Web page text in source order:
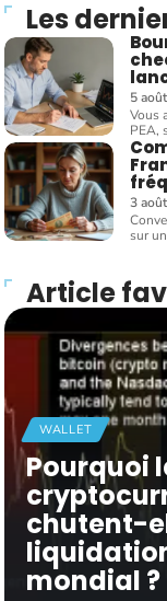
Les
5
Vous
PEA,
3
sur
Article
WALLET
Pourquoi
chutent-
mondial ?